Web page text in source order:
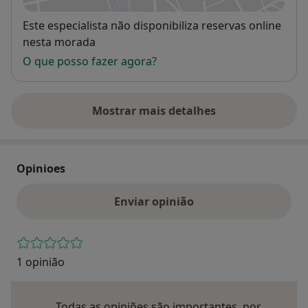
Disponibilidade
Este especialista não disponibiliza reservas online
nesta morada
O que posso fazer agora?
Mostrar mais detalhes
sobre o endereço
Opinioes
Enviar opinião
1 opinião